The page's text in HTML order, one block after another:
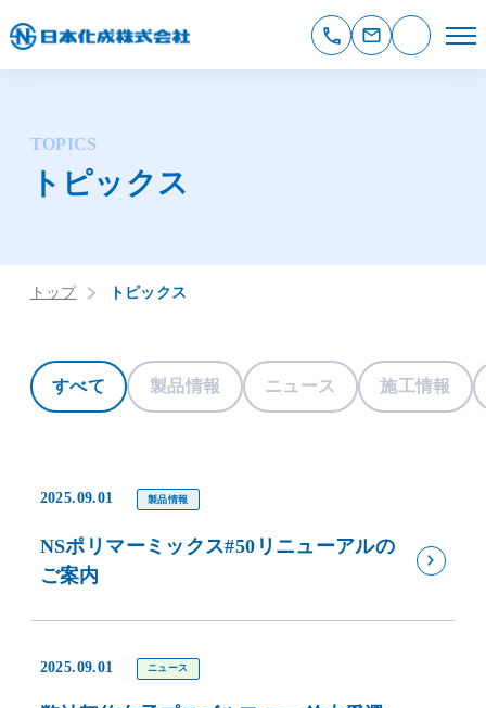
TOPICS
トピックス
トップ トピックス
すべて 製品情報 ニュース 施工情報
2025.09.01 製品情報
NSポリマーミックス#50リニューアルの
ご案内
2025.09.01 ニュース